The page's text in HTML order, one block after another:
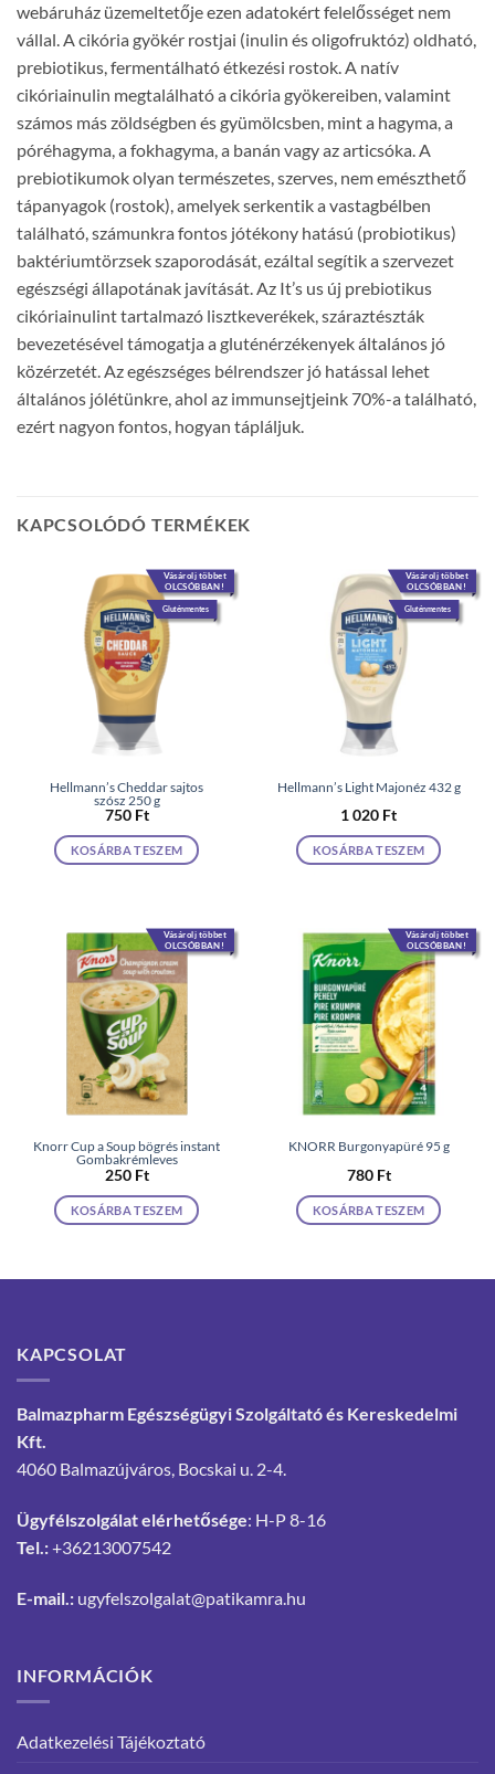
webáruház üzemeltetője ezen adatokért felelősséget nem
vállal. A cikória gyökér rostjai (inulin és oligofruktóz) oldható,
prebiotikus, fermentálható étkezési rostok. A natív
cikóriainulin megtalálható a cikória gyökereiben, valamint
számos más zöldségben és gyümölcsben, mint a hagyma, a
póréhagyma, a fokhagyma, a banán vagy az articsóka. A
prebiotikumok olyan természetes, szerves, nem emészthető
tápanyagok (rostok), amelyek serkentik a vastagbélben
található, számunkra fontos jótékony hatású (probiotikus)
baktériumtörzsek szaporodását, ezáltal segítik a szervezet
egészségi állapotának javítását. Az It’s us új prebiotikus
cikóriainulint tartalmazó lisztkeverékek, száraztészták
bevezetésével támogatja a gluténérzékenyek általános jó
közérzetét. Az egészséges bélrendszer jó hatással lehet
általános jólétünkre, ahol az immunsejtjeink 70%-a található,
ezért nagyon fontos, hogyan tápláljuk.
KAPCSOLÓDÓ TERMÉKEK
Vásárolj többet
OLCSÓBBAN!
Gluténmentes
Hellmann’s Cheddar sajtos
szósz 250 g
750 Ft
KOSÁRBA TESZEM
Vásárolj többet
OLCSÓBBAN!
Gluténmentes
Hellmann’s Light Majonéz 432 g
1 020 Ft
KOSÁRBA TESZEM
Vásárolj többet
OLCSÓBBAN!
Knorr Cup a Soup bögrés instant
Gombakrémleves
250 Ft
KOSÁRBA TESZEM
Vásárolj többet
OLCSÓBBAN!
KNORR Burgonyapüré 95 g
780 Ft
KOSÁRBA TESZEM
KAPCSOLAT
Balmazpharm Egészségügyi Szolgáltató és Kereskedelmi
Kft.
4060 Balmazújváros, Bocskai u. 2-4.
Ügyfélszolgálat elérhetősége: H-P 8-16
Tel.:+36213007542
E-mail.: ugyfelszolgalat@patikamra.hu
INFORMÁCIÓK
Adatkezelési Tájékoztató